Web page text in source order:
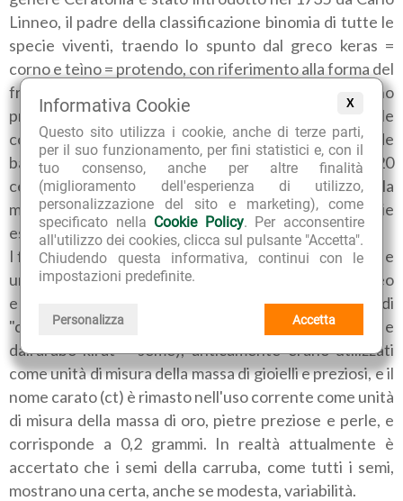
X
Informativa Cookie
Questo sito utilizza i cookie, anche di terze parti,
per il suo funzionamento, per fini statistici e, con il
tuo consenso, anche per altre finalità
(miglioramento dell'esperienza di utilizzo,
personalizzazione del sito e marketing), come
specificato nella Cookie Policy. Per acconsentire
all'utilizzo dei cookies, clicca sul pulsante "Accetta".
Chiudendo questa informativa, continui con le
impostazioni predefinite.
Personalizza Accetta
Linneo, il padre della classificazione binomia di tutte le
specie viventi, traendo lo spunto dal greco keras =
corno e teìno = protendo, con riferimento alla forma del
frutto, la carruba, lunga e arcuata simile a un corno
proteso, come esprime anche il nome dialettale
còrnula. Il nome di specie sìliqua è riferito al grande
baccello indeiscente (che non si apre) lungo dai 10 ai 20
centimetri, di colore prima verde chiaro, che poi con la
maturazione diviene marrone scuro con la superficie
esterna dura e coriacea.
I frutti contengono numerosi semi scuri e lucidi, tondi e
un po' appiattiti, dalla dimensione e dal peso omogeneo
e costante, a cui venne attribuito l'appellativo di
"carati" (dal nome greco keràtion delle carrube, e
dall'arabo kirat = seme); anticamente erano utilizzati
come unità di misura della massa di gioielli e preziosi, e il
nome carato (ct) è rimasto nell'uso corrente come unità
di misura della massa di oro, pietre preziose e perle, e
corrisponde a 0,2 grammi. In realtà attualmente è
accertato che i semi della carruba, come tutti i semi,
mostrano una certa, anche se modesta, variabilità.